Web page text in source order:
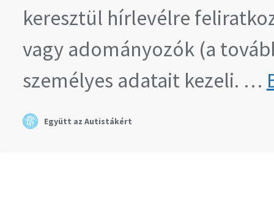
keresztül hírlevélre
vagy adományozók (a
személyes adatait kezeli. …
Együtt az Autistákért